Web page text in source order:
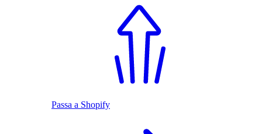
Passa a Shopify